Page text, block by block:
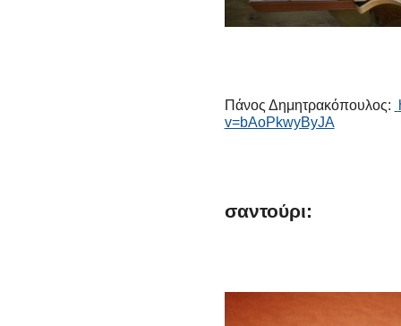
Πάνος Δημητρακόπουλος:
v=bAoPkwyByJA
σαντούρι: